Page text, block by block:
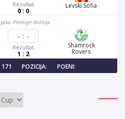
Rezultat
0 : 0
Levski Sofia
Premijer divizija
- : -
Rezultat
1 : 2
Shamrock
Rovers
171
POZICIJA: POENI: